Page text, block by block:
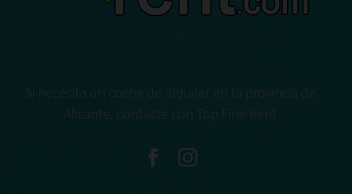
Si necesita un coche de alquiler en la provincia de
Alicante, contacte con Top Fine Rent